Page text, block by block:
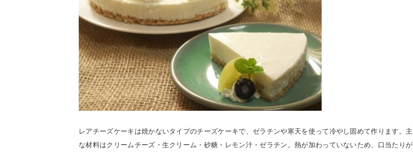
レアチーズケーキは焼かないタイプのチーズケーキで、ゼラチンや寒天を使って冷やし固めて作ります。主
な材料はクリームチーズ・生クリーム・砂糖・レモン汁・ゼラチン。熱が加わっていないため、口当たりが